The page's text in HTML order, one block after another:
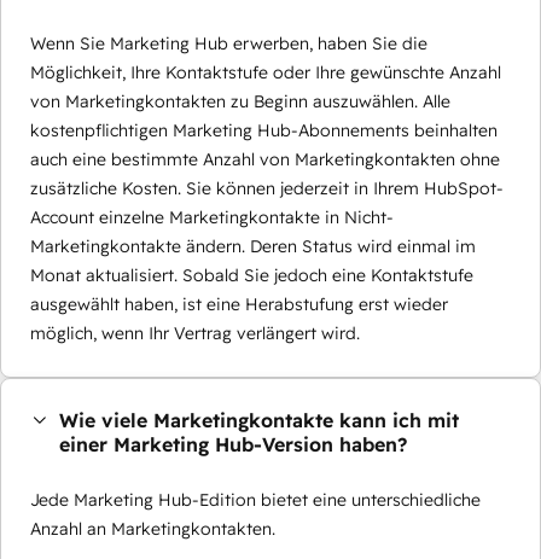
Wenn Sie Marketing Hub erwerben, haben Sie die
Möglichkeit, Ihre Kontaktstufe oder Ihre gewünschte Anzahl
von Marketingkontakten zu Beginn auszuwählen. Alle
kostenpflichtigen Marketing Hub-Abonnements beinhalten
auch eine bestimmte Anzahl von Marketingkontakten ohne
zusätzliche Kosten. Sie können jederzeit in Ihrem HubSpot-
Account einzelne Marketingkontakte in Nicht-
Marketingkontakte ändern. Deren Status wird einmal im
Monat aktualisiert. Sobald Sie jedoch eine Kontaktstufe
ausgewählt haben, ist eine Herabstufung erst wieder
möglich, wenn Ihr Vertrag verlängert wird.
Wie viele Marketingkontakte kann ich mit
einer Marketing Hub-Version haben?
Jede Marketing Hub-Edition bietet eine unterschiedliche
Anzahl an Marketingkontakten.